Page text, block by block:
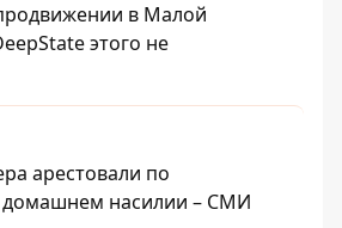
в Малой
этого не
арестовали по
насилии – СМИ